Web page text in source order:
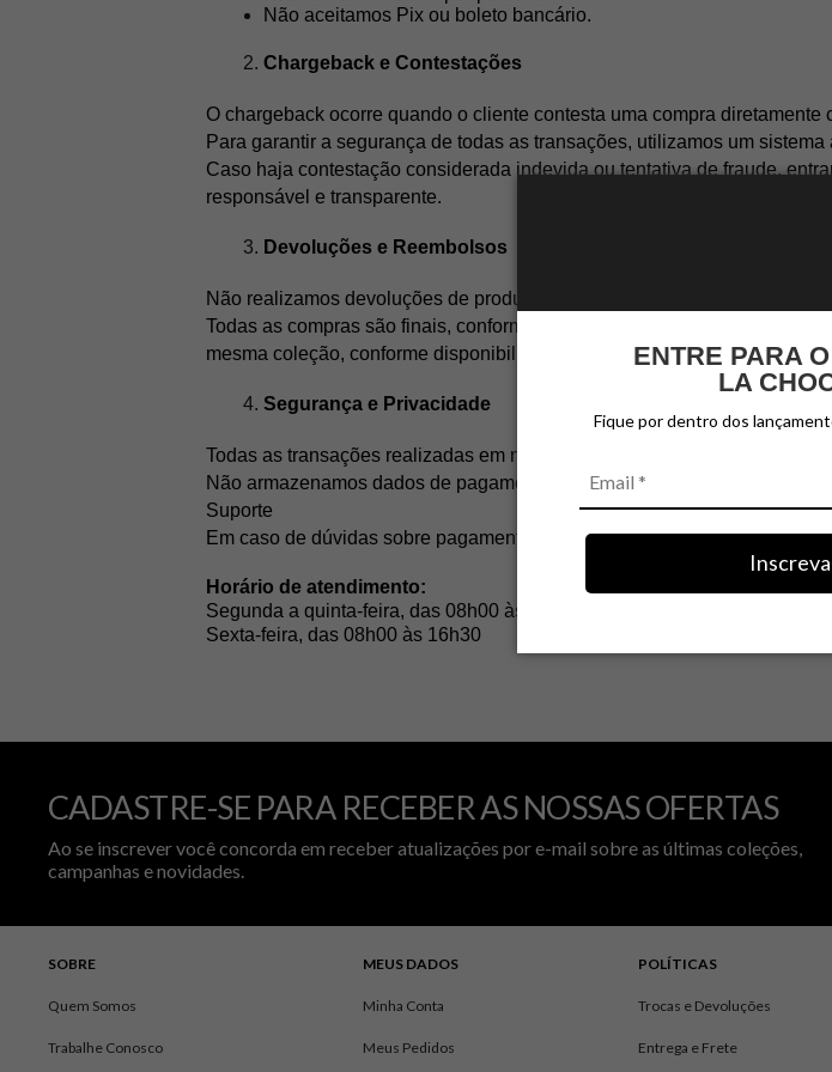
ENTRE PARA
LA
Fique por dentro dos
Não aceitamos Pix ou boleto bancário.
Chargeback e Contestações
O chargeback ocorre quando o cliente contesta uma compra diretamente
Para garantir a segurança de todas as transações, utilizamos um
Caso haja contestação considerada indevida ou tentativa de fraude,
responsável e transparente.
Devoluções e Reembolsos
Não realizamos devoluções de produtos nem reembolsos de valores
Todas as compras são finais, conforme nossa Política de Trocas. Em
mesma coleção, conforme disponibilidade em loja.
Segurança e Privacidade
Todas as transações realizadas em nosso site são protegidas por
Não armazenamos dados de pagamento após a finalização da compra.
Suporte
Em caso de dúvidas sobre pagamentos, entre em contato com nossa
Horário de atendimento:
Segunda a quinta-feira, das 08h00 às 17h30
Sexta-feira, das 08h00 às 16h30
CADASTRE-SE PARA RECEBER AS NOSSAS OFERTAS
Ao se inscrever você concorda em receber atualizações por e-mail sobre as últimas coleções,
campanhas e novidades.
SOBRE
Quem Somos
Trabalhe Conosco
MEUS DADOS
Minha Conta
Meus Pedidos
POLÍTICAS
Trocas e Devoluções
Entrega e Frete